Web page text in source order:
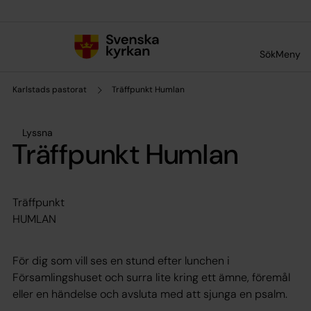
SökMeny
Karlstads pastorat Träffpunkt Humlan
Lyssna
Träffpunkt Humlan
Träffpunkt
HUMLAN
För dig som vill ses en stund efter lunchen i
Församlingshuset och surra lite kring ett ämne, föremål
eller en händelse och avsluta med att sjunga en psalm.